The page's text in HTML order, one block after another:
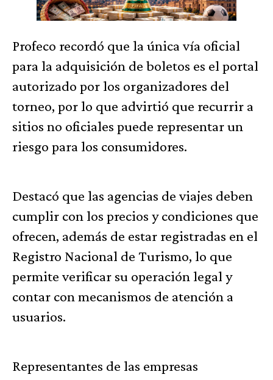
Profeco recordó que la única vía oficial
para la adquisición de boletos es el portal
autorizado por los organizadores del
torneo, por lo que advirtió que recurrir a
sitios no oficiales puede representar un
riesgo para los consumidores.
Destacó que las agencias de viajes deben
cumplir con los precios y condiciones que
ofrecen, además de estar registradas en el
Registro Nacional de Turismo, lo que
permite verificar su operación legal y
contar con mecanismos de atención a
usuarios.
Representantes de las empresas